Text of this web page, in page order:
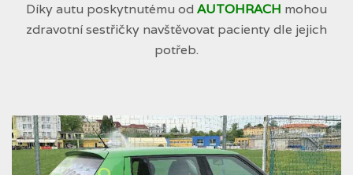
Díky autu poskytnutému od AUTOHRACH mohou
zdravotní sestřičky navštěvovat pacienty dle jejich
potřeb.